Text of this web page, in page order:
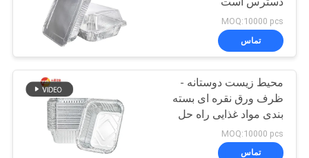
فیلم پلی استری لایه
بندی شده از ورق
آلومینیوم
MOQ:10000 pcs
تماس
محیط زیست دوستانه -
ظرف ورق نقره ای بسته
بندی مواد غذایی راه حل
های جعبه ناهار
MOQ:10000 pcs
تماس